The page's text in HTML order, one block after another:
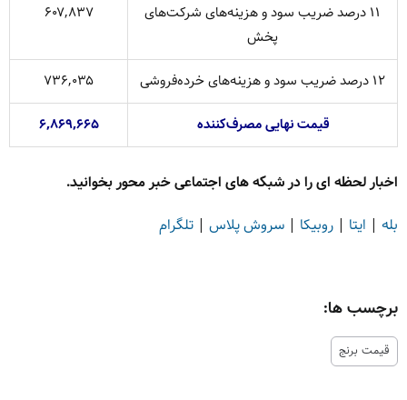
۱۱ درصد ضریب سود و هزینه‌های شرکت‌های
پخش
۶۰۷,۸۳۷
۱۲ درصد ضریب سود و هزینه‌های خرده‌فروشی
۷۳۶,۰۳۵
قیمت نهایی مصرف‌کننده
۶,۸۶۹,۶۶۵
اخبار لحظه ای را در شبکه های اجتماعی خبر محور بخوانید.
بله | ایتا | روبیکا | سروش پلاس | تلگرام
برچسب ها:
قیمت برنج